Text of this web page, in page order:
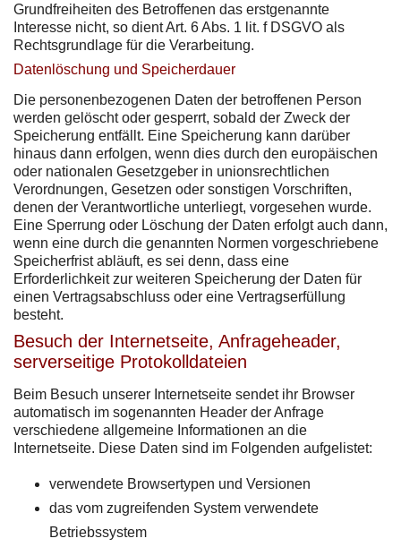
Grundfreiheiten des Betroffenen das erstgenannte
Interesse nicht, so dient Art. 6 Abs. 1 lit. f DSGVO als
Rechtsgrundlage für die Verarbeitung.
Datenlöschung und Speicherdauer
Die personenbezogenen Daten der betroffenen Person
werden gelöscht oder gesperrt, sobald der Zweck der
Speicherung entfällt. Eine Speicherung kann darüber
hinaus dann erfolgen, wenn dies durch den europäischen
oder nationalen Gesetzgeber in unionsrechtlichen
Verordnungen, Gesetzen oder sonstigen Vorschriften,
denen der Verantwortliche unterliegt, vorgesehen wurde.
Eine Sperrung oder Löschung der Daten erfolgt auch dann,
wenn eine durch die genannten Normen vorgeschriebene
Speicherfrist abläuft, es sei denn, dass eine
Erforderlichkeit zur weiteren Speicherung der Daten für
einen Vertragsabschluss oder eine Vertragserfüllung
besteht.
Besuch der Internetseite, Anfrageheader,
serverseitige Protokolldateien
Beim Besuch unserer Internetseite sendet ihr Browser
automatisch im sogenannten Header der Anfrage
verschiedene allgemeine Informationen an die
Internetseite. Diese Daten sind im Folgenden aufgelistet:
verwendete Browsertypen und Versionen
das vom zugreifenden System verwendete
Betriebssystem